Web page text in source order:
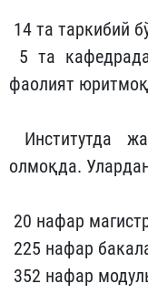
14 та таркибий
5 та
фаолият
Институтда
олмоқда.
20 нафар
225 нафар
352 нафар